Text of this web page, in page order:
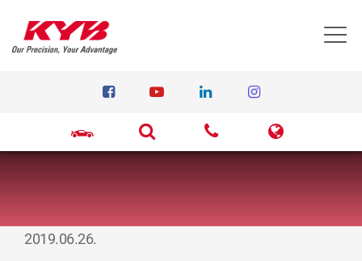
2019.06.26.